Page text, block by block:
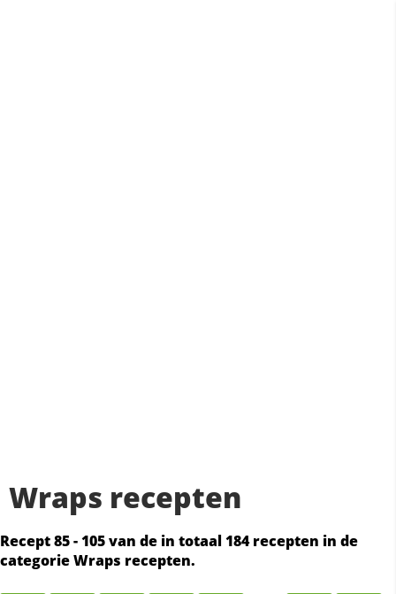
Wraps recepten
Recept 85 - 105 van de in totaal 184 recepten in de
categorie Wraps recepten.